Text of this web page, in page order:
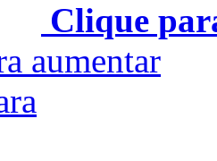
Clique
aumentar